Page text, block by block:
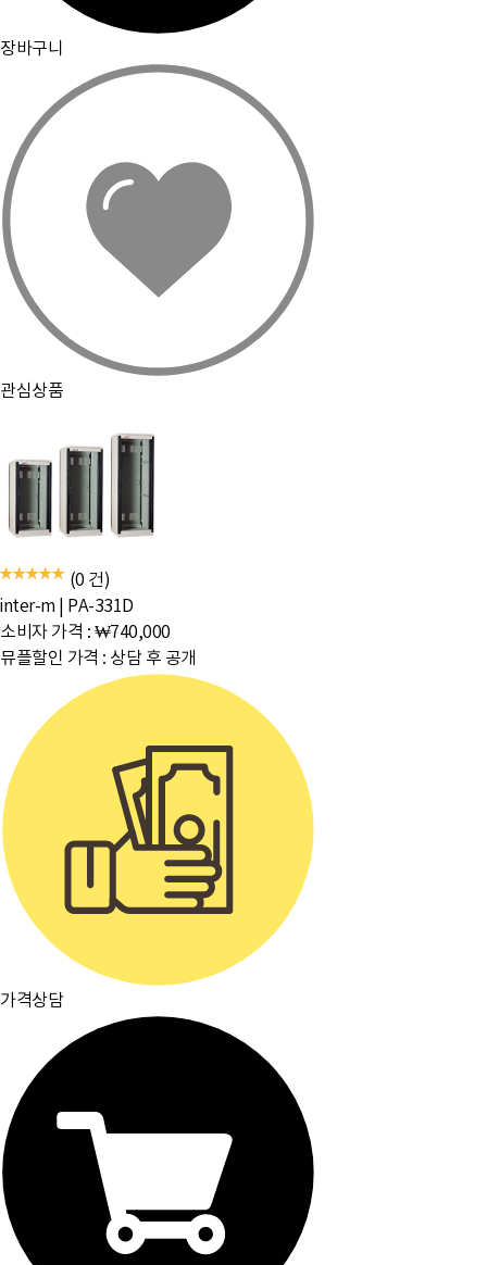
장바구니
관심상품
(0 건)
inter-m
PA-331D
소비자 가격 : ₩740,000
뮤플할인 가격 : 상담 후 공개
가격상담